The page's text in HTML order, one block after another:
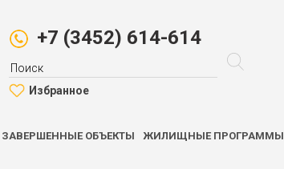
+7 (3452) 614-614
Избранное
ЗАВЕРШЕННЫЕ ОБЪЕКТЫ ЖИЛИЩНЫЕ ПРОГРАММЫ